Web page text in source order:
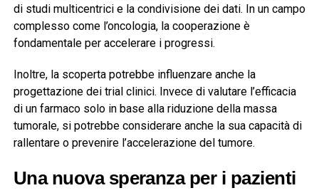
di studi multicentrici e la condivisione dei dati. In un campo
complesso come l’oncologia, la cooperazione è
fondamentale per accelerare i progressi.
Inoltre, la scoperta potrebbe influenzare anche la
progettazione dei trial clinici. Invece di valutare l’efficacia
di un farmaco solo in base alla riduzione della massa
tumorale, si potrebbe considerare anche la sua capacità di
rallentare o prevenire l’accelerazione del tumore.
Una nuova speranza per i pazienti